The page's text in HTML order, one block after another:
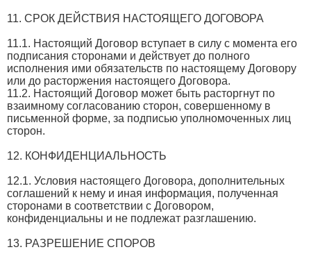
11. СРОК ДЕЙСТВИЯ НАСТОЯЩЕГО ДОГОВОРА
11.1. Настоящий Договор вступает в силу с момента его
подписания сторонами и действует до полного
исполнения ими обязательств по настоящему Договору
или до расторжения настоящего Договора.
11.2. Настоящий Договор может быть расторгнут по
взаимному согласованию сторон, совершенному в
письменной форме, за подписью уполномоченных лиц
сторон.
12. КОНФИДЕНЦИАЛЬНОСТЬ
12.1. Условия настоящего Договора, дополнительных
соглашений к нему и иная информация, полученная
сторонами в соответствии с Договором,
конфиденциальны и не подлежат разглашению.
13. РАЗРЕШЕНИЕ СПОРОВ